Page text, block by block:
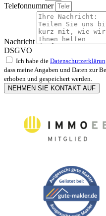
Telefonnummer
Nachricht
DSGVO
Ich habe die
dass meine Angaben und Daten zur
erhoben und gespeichert werden.
NEHMEN SIE KONTAKT AUF